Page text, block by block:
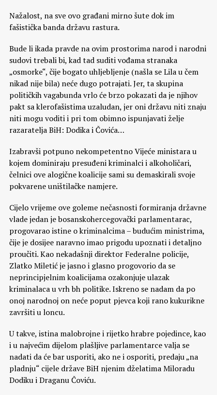
Nažalost, na sve ovo građani mirno šute dok im
fašistička banda državu rastura.
Bude li ikada pravde na ovim prostorima narod i narodni
sudovi trebali bi, kad tad suditi vođama stranaka
„osmorke“, čije bogato uhljebljenje (našla se Lila u čem
nikad nije bila) neće dugo potrajati. Jer, ta skupina
političkih vagabunda vrlo će brzo pokazati da je njihov
pakt sa klerofašistima uzaludan, jer oni državu niti znaju
niti mogu voditi i pri tom obimno ispunjavati želje
razaratelja BiH: Dodika i Čovića…
Izabravši potpuno nekompetentno Vijeće ministara u
kojem dominiraju presuđeni kriminalci i alkoholičari,
čelnici ove alogične koalicije sami su demaskirali svoje
pokvarene uništilačke namjere.
Cijelo vrijeme ove goleme nečasnosti formiranja državne
vlade jedan je bosanskohercegovački parlamentarac,
progovarao istine o kriminalcima – budućim ministrima,
čije je dosijee naravno imao prigodu upoznati i detaljno
proučiti. Kao nekadašnji direktor Federalne policije,
Zlatko Miletić je jasno i glasno progovorio da se
neprincipjelnim koalicijama ozakonjuje ulazak
kriminalaca u vrh bh politike. Iskreno se nadam da po
onoj narodnoj on neće poput pjevca koji rano kukurikne
završiti u loncu.
U takve, istina malobrojne i rijetko hrabre pojedince, kao
i u najvećim dijelom plašljive parlamentarce valja se
nadati da će bar usporiti, ako ne i osporiti, predaju „na
pladnju“ cijele države BiH njenim dželatima Miloradu
Dodiku i Draganu Čoviću.